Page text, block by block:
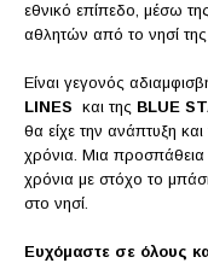
εθνικό επίπεδο, μέσω
αθλητών από το νησί
Είναι γεγονός
LINES και της BLUE
θα είχε την ανάπτυξη και
χρόνια. Μια προσπάθεια
χρόνια με στόχο το
στο νησί.
Ευχόμαστε σε όλους